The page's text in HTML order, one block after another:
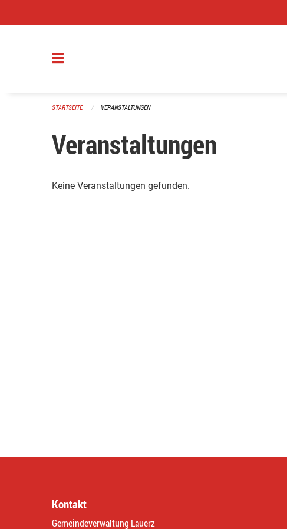
STARTSEITE VERANSTALTUNGEN
Veranstaltungen
Keine Veranstaltungen gefunden.
Kontakt
Gemeindeverwaltung Lauerz